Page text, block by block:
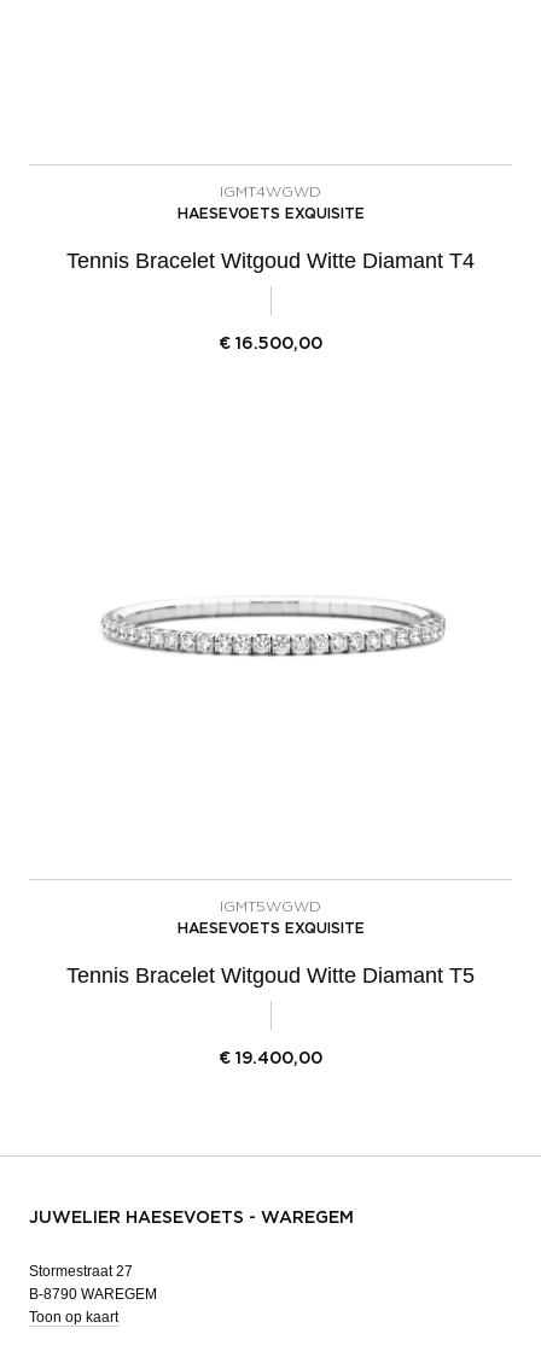
IGMT4WGWD
HAESEVOETS EXQUISITE
Tennis Bracelet Witgoud Witte Diamant T4
€ 16.500,00
IGMT5WGWD
HAESEVOETS EXQUISITE
Tennis Bracelet Witgoud Witte Diamant T5
€ 19.400,00
JUWELIER HAESEVOETS - WAREGEM
Stormestraat 27
B-8790 WAREGEM
Toon op kaart